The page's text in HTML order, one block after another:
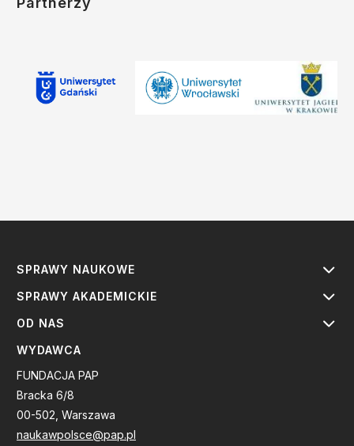
SPRAWY NAUKOWE
SPRAWY AKADEMICKIE
OD NAS
WYDAWCA
FUNDACJA PAP
Bracka 6/8
00-502, Warszawa
naukawpolsce@pap.pl